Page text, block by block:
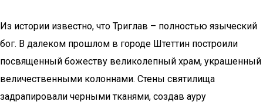
Из истории известно, что Триглав – полностью языческий
бог. В далеком прошлом в городе Штеттин построили
посвященный божеству великолепный храм, украшенный
величественными колоннами. Стены святилища
задрапировали черными тканями, создав ауру